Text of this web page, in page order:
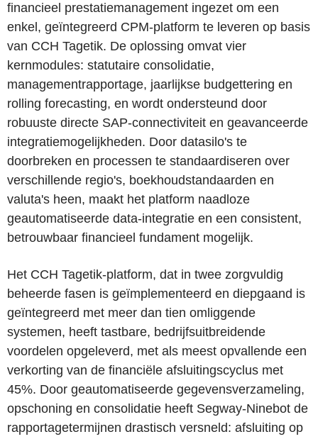
financieel prestatiemanagement ingezet om een
enkel, geïntegreerd CPM-platform te leveren op basis
van CCH Tagetik. De oplossing omvat vier
kernmodules: statutaire consolidatie,
managementrapportage, jaarlijkse budgettering en
rolling forecasting, en wordt ondersteund door
robuuste directe SAP-connectiviteit en geavanceerde
integratiemogelijkheden. Door datasilo's te
doorbreken en processen te standaardiseren over
verschillende regio's, boekhoudstandaarden en
valuta's heen, maakt het platform naadloze
geautomatiseerde data-integratie en een consistent,
betrouwbaar financieel fundament mogelijk.
Het CCH Tagetik-platform, dat in twee zorgvuldig
beheerde fasen is geïmplementeerd en diepgaand is
geïntegreerd met meer dan tien omliggende
systemen, heeft tastbare, bedrijfsuitbreidende
voordelen opgeleverd, met als meest opvallende een
verkorting van de financiële afsluitingscyclus met
45%. Door geautomatiseerde gegevensverzameling,
opschoning en consolidatie heeft Segway-Ninebot de
rapportagetermijnen drastisch versneld: afsluiting op